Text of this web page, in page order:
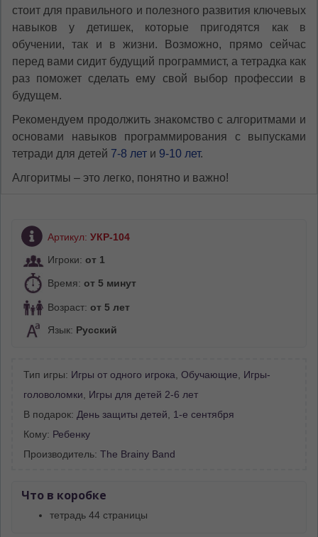
стоит для правильного и полезного развития ключевых
навыков у детишек, которые пригодятся как в
обучении, так и в жизни. Возможно, прямо сейчас
перед вами сидит будущий программист, а тетрадка как
раз поможет сделать ему свой выбор профессии в
будущем.
Рекомендуем продолжить знакомство с алгоритмами и
основами навыков программирования с выпусками
тетради для детей 7-8 лет и 9-10 лет.
Алгоритмы – это легко, понятно и важно!
Артикул: УКР-104
Игроки: от 1
Время: от 5 минут
Возраст: от 5 лет
Язык: Русский
Тип игры: Игры от одного игрока Обучающие
Игры-
головоломки
Игры для детей 2-6 лет
В подарок: День защиты детей
1-е сентября
Кому: Ребенку
Производитель: The Brainy Band
Что в коробке
тетрадь 44 страницы